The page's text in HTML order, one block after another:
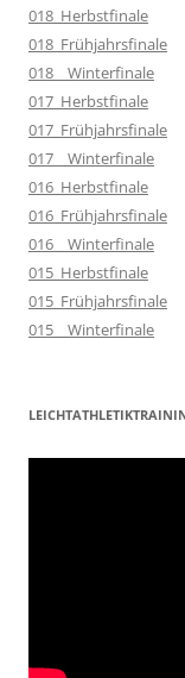
018_Herbstfinale
018_Frühjahrsfinale
018__Winterfinale
017_Herbstfinale
017_Frühjahrsfinale
017__Winterfinale
016_Herbstfinale
016_Frühjahrsfinale
016__Winterfinale
015_Herbstfinale
015_Frühjahrsfinale
015__Winterfinale